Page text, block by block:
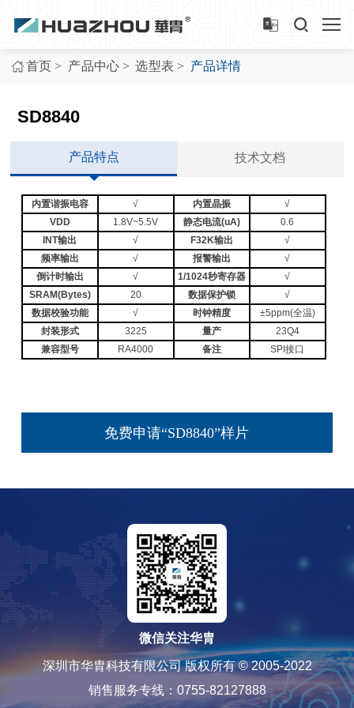
首页 > 产品中心 > 选型表 > 产品详情
SD8840
产品特点 技术文档
内置谐振电容 √ 内置晶振
√
VDD
1.8V~5.5V 静态电流(uA)
0.6
INT输出
√ F32K输出
√
频率输出
√ 报警输出
√
倒计时输出
√ 1/1024秒寄存器
√
SRAM(Bytes)
20 数据保护锁
√
数据校验功能
√ 时钟精度
±5ppm(全温)
封装形式
3225 量产
23Q4
兼容型号
RA4000 备注 SPI接口
免费申请“SD8840”样片
微信关注华胄
深圳市华胄科技有限公司 版权所有 © 2005-2022
销售服务专线：0755-82127888